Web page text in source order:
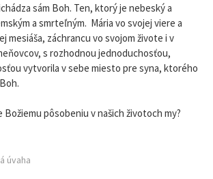
sám Boh. Ten, ktorý je nebeský a
a smrteľným. Mária vo svojej viere a
mesiáša, záchrancu vo svojom živote i v
s rozhodnou jednoduchosťou,
vytvorila v sebe miesto pre syna, ktorého
Božiemu pôsobeniu v našich životoch my?
úvaha